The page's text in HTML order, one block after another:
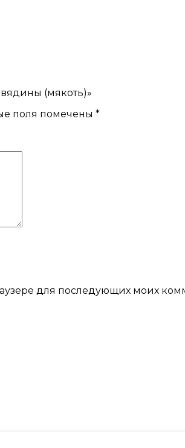
(мякоть)»
поля помечены *
для последующих моих